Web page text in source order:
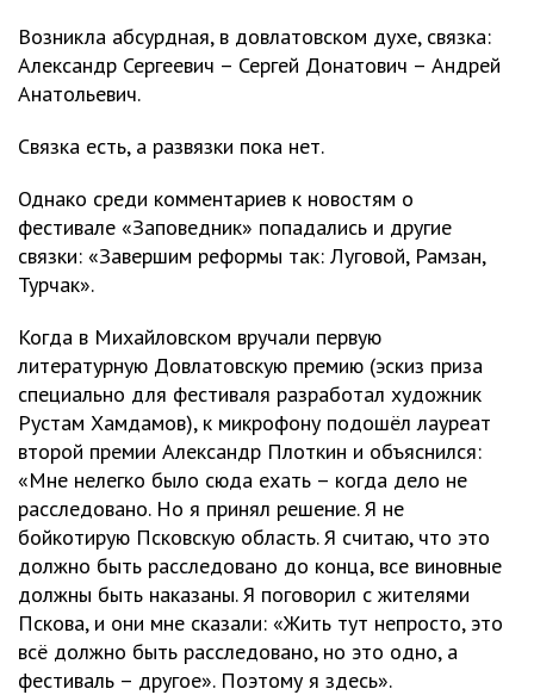
Возникла абсурдная, в довлатовском духе, связка:
Александр Сергеевич – Сергей Донатович – Андрей
Анатольевич.
Связка есть, а развязки пока нет.
Однако среди комментариев к новостям о
фестивале «Заповедник» попадались и другие
связки: «Завершим реформы так: Луговой, Рамзан,
Турчак».
Когда в Михайловском вручали первую
литературную Довлатовскую премию (эскиз приза
специально для фестиваля разработал художник
Рустам Хамдамов), к микрофону подошёл лауреат
второй премии Александр Плоткин и объяснился:
«Мне нелегко было сюда ехать – когда дело не
расследовано. Но я принял решение. Я не
бойкотирую Псковскую область. Я считаю, что это
должно быть расследовано до конца, все виновные
должны быть наказаны. Я поговорил с жителями
Пскова, и они мне сказали: «Жить тут непросто, это
всё должно быть расследовано, но это одно, а
фестиваль – другое». Поэтому я здесь».